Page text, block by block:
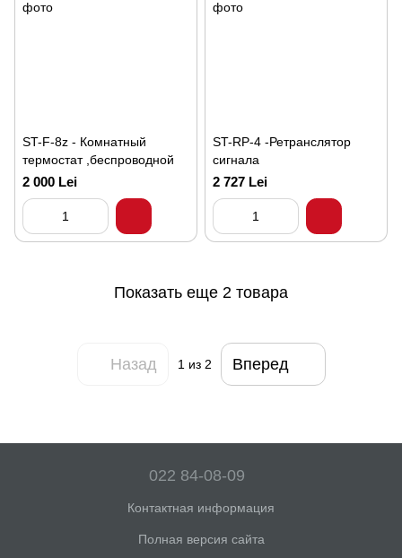
ST-F-8z - Комнатный
термостат ,беспроводной
2 000 Lei
ST-RP-4 -Ретранслятор
сигнала
2 727 Lei
Показать еще 2 товара
Назад 1 из 2 Вперед
022 84-08-09
Контактная информация
Полная версия сайта